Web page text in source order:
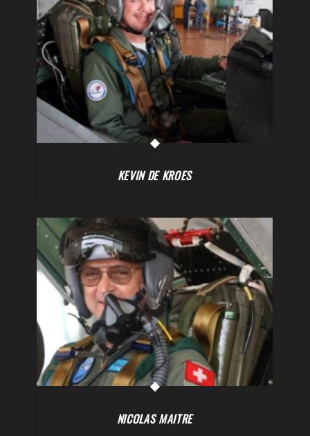
KEVIN DE KROES
NICOLAS MAITRE